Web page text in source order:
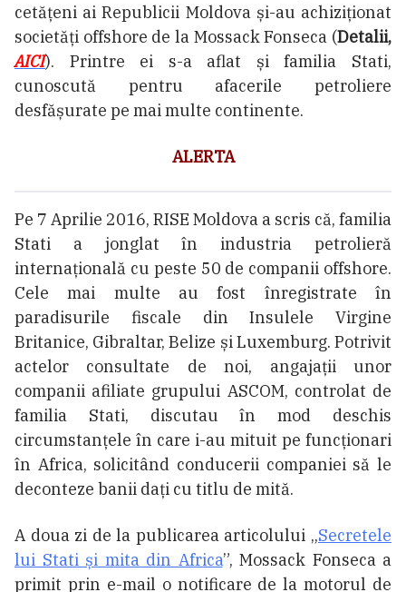
cetățeni ai Republicii Moldova și-au achiziționat
societăți offshore de la Mossack Fonseca (Detalii,
AICI). Printre ei s-a aflat și familia Stati,
cunoscută pentru afacerile petroliere
desfășurate pe mai multe continente.
ALERTA
Pe 7 Aprilie 2016, RISE Moldova a scris că, familia
Stati a jonglat în industria petrolieră
internațională cu peste 50 de companii offshore.
Cele mai multe au fost înregistrate în
paradisurile fiscale din Insulele Virgine
Britanice, Gibraltar, Belize și Luxemburg. Potrivit
actelor consultate de noi, angajații unor
companii afiliate grupului ASCOM, controlat de
familia Stati, discutau în mod deschis
circumstanțele în care i-au mituit pe funcționari
în Africa, solicitând conducerii companiei să le
deconteze banii dați cu titlu de mită.
A doua zi de la publicarea articolului „Secretele
lui Stati și mita din Africa”, Mossack Fonseca a
primit prin e-mail o notificare de la motorul de